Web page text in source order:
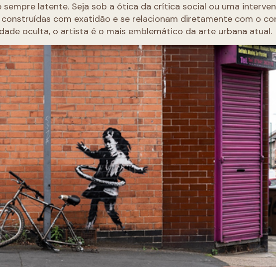
sempre latente. Seja sob a ótica da crítica social ou uma
com exatidão e se relacionam diretamente com o
oculta, o artista é o mais emblemático da arte urbana atual.